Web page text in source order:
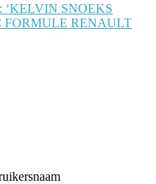
‘KELVIN SNOEKS
FORMULE RENAULT